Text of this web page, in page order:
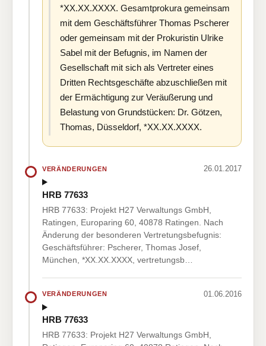
*XX.XX.XXXX. Gesamtprokura gemeinsam
mit dem Geschäftsführer Thomas Pscherer
oder gemeinsam mit der Prokuristin Ulrike
Sabel mit der Befugnis, im Namen der
Gesellschaft mit sich als Vertreter eines
Dritten Rechtsgeschäfte abzuschließen mit
der Ermächtigung zur Veräußerung und
Belastung von Grundstücken: Dr. Götzen,
Thomas, Düsseldorf, *XX.XX.XXXX.
VERÄNDERUNGEN 26.01.2017
HRB 77633
HRB 77633: Projekt H27 Verwaltungs GmbH,
Ratingen, Europaring 60, 40878 Ratingen. Nach
Änderung der besonderen Vertretungsbefugnis:
Geschäftsführer: Pscherer, Thomas Josef,
München, *XX.XX.XXXX, vertretungsb…
VERÄNDERUNGEN 01.06.2016
HRB 77633
HRB 77633: Projekt H27 Verwaltungs GmbH,